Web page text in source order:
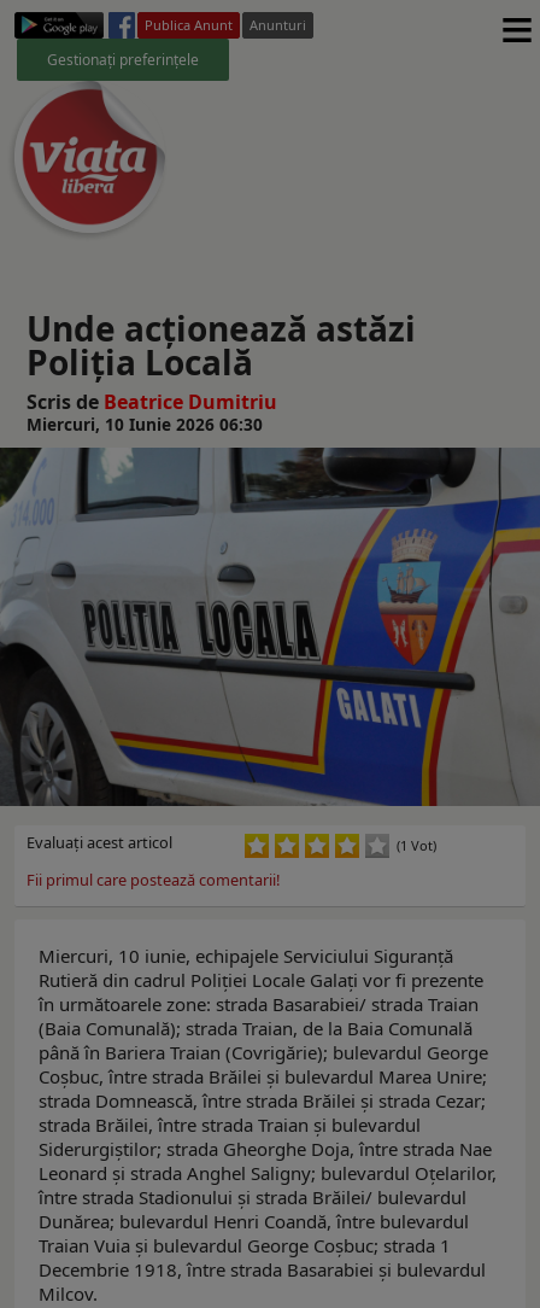
Publica Anunt Anunturi
Gestionați preferințele ≡
Unde acționează astăzi
Poliția Locală
Scris de Beatrice Dumitriu
Miercuri, 10 Iunie 2026 06:30
Evaluaţi acest articol (1 Vot)
Fii primul care postează comentarii!
Miercuri, 10 iunie, echipajele Serviciului Siguranță
Rutieră din cadrul Poliției Locale Galați vor fi prezente
în următoarele zone: strada Basarabiei/ strada Traian
(Baia Comunală); strada Traian, de la Baia Comunală
până în Bariera Traian (Covrigărie); bulevardul George
Coșbuc, între strada Brăilei și bulevardul Marea Unire;
strada Domnească, între strada Brăilei și strada Cezar;
strada Brăilei, între strada Traian și bulevardul
Siderurgiștilor; strada Gheorghe Doja, între strada Nae
Leonard și strada Anghel Saligny; bulevardul Oțelarilor,
între strada Stadionului și strada Brăilei/ bulevardul
Dunărea; bulevardul Henri Coandă, între bulevardul
Traian Vuia și bulevardul George Coșbuc; strada 1
Decembrie 1918, între strada Basarabiei și bulevardul
Milcov.